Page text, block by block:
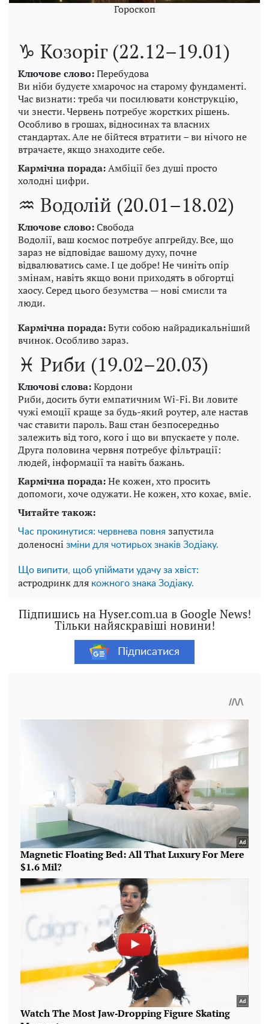
Гороскоп
♑ Козоріг (22.12–19.01)
Ключове слово:Перебудова
Ви ніби будуєте хмарочос на старому фундаменті.
Час визнати: треба чи посилювати конструкцію,
чи знести. Червень потребує жорстких рішень.
Особливо в грошах, відносинах та власних
стандартах. Але не бійтеся втратити – ви нічого не
втрачаєте, якщо знаходите себе.
Кармічна порада:Амбіції без душі просто
холодні цифри.
♒ Водолій (20.01–18.02)
Ключове слово:Свобода
Водолії, ваш космос потребує апгрейду. Все, що
зараз не відповідає вашому духу, почне
відвалюватись саме. І це добре! Не чиніть опір
змінам, навіть якщо вони приходять в обгортці
хаосу. Серед цього безумства — нові смисли та
люди.
Кармічна порада:Бути собою найрадикальніший
вчинок. Особливо зараз.
♓ Риби (19.02–20.03)
Ключові слова:Кордони
Риби, досить бути емпатичним Wi-Fi. Ви ловите
чужі емоції краще за будь-який роутер, але настав
час ставити пароль. Ваш стан безпосередньо
залежить від того, кого і що ви впускаєте у поле.
Друга половина червня потребує фільтрації:
людей, інформації та навіть бажань.
Кармічна порада:Не кожен, хто просить
допомоги, хоче одужати. Не кожен, хто кохає, вміє.
Читайте також:
Час прокинутися: червнева повня запустила
доленосні зміни для чотирьох знаків Зодіаку.
Що випити, щоб упіймати удачу за хвіст:
астродринк для кожного знака Зодіаку.
Підпишись на Hyser.com.ua в Google News!
Тільки найяскравіші новини!
Підписатися